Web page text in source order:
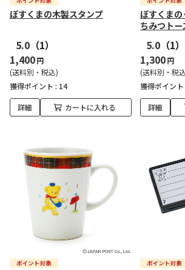
ぽすくまの木製スタンプ
5.0 （1）
1,400円
(送料別・税込)
獲得ポイント : 14
詳細 カートに入れる
ぽすくま
ちみつトー
5.0 （1）
1,300円
(送料別・税
獲得ポイント
詳細